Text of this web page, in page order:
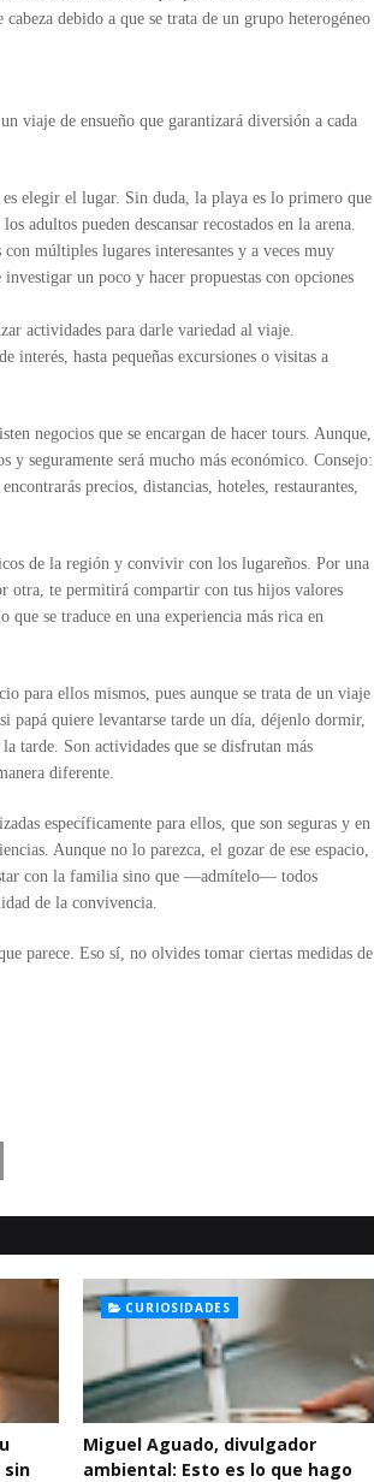
debido a que se trata de un grupo heterogéneo
viaje de ensueño que garantizará diversión a cada
elegir el lugar. Sin duda, la playa es lo primero que
adultos pueden descansar recostados en la arena.
múltiples lugares interesantes y a veces muy
un poco y hacer propuestas con opciones
actividades para darle variedad al viaje.
interés, hasta pequeñas excursiones o visitas a
negocios que se encargan de hacer tours. Aunque,
seguramente será mucho más económico. Consejo:
precios, distancias, hoteles, restaurantes,
de la región y convivir con los lugareños. Por una
otra, te permitirá compartir con tus hijos valores
se traduce en una experiencia más rica en
para ellos mismos, pues aunque se trata de un viaje
papá quiere levantarse tarde un día, déjenlo dormir,
tarde. Son actividades que se disfrutan más
diferente.
específicamente para ellos, que son seguras y en
Aunque no lo parezca, el gozar de ese espacio,
con la familia sino que —admítelo— todos
de la convivencia.
parece. Eso sí, no olvides tomar ciertas medidas de
sin
CURIOSIDADES
Miguel Aguado, divulgador
ambiental: Esto es lo que hago